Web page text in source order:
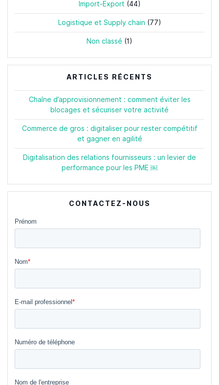
Import-Export (44)
Logistique et Supply chain (77)
Non classé (1)
ARTICLES RÉCENTS
Chaîne d’approvisionnement : comment éviter les
blocages et sécuriser votre activité
Commerce de gros : digitaliser pour rester compétitif
et gagner en agilité
Digitalisation des relations fournisseurs : un levier de
performance pour les PME ￼
CONTACTEZ-NOUS